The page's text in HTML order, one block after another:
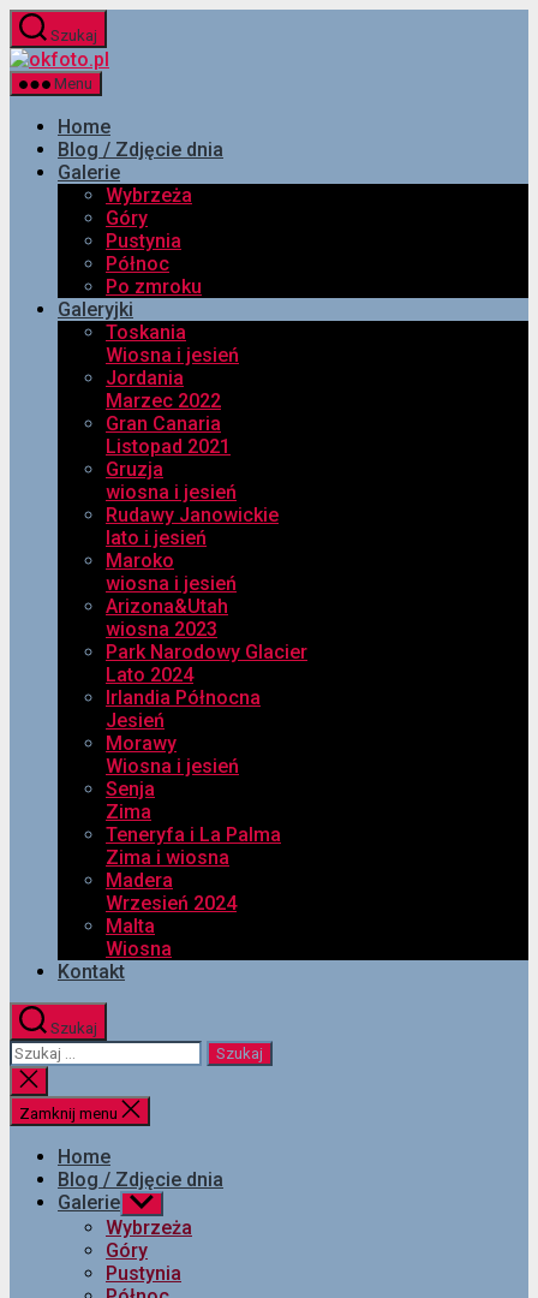
Przejdź
do
treści
Szukaj
Menu
Home
Blog / Zdjęcie dnia
Galerie
Wybrzeża
Góry
Pustynia
Północ
Po zmroku
Galeryjki
Toskania
Wiosna i jesień
Jordania
Marzec 2022
Gran Canaria
Listopad 2021
Gruzja
wiosna i jesień
Rudawy Janowickie
lato i jesień
Maroko
wiosna i jesień
Arizona&Utah
wiosna 2023
Park Narodowy Glacier
Lato 2024
Irlandia Północna
Jesień
Morawy
Wiosna i jesień
Senja
Zima
Teneryfa i La Palma
Zima i wiosna
Madera
Wrzesień 2024
Malta
Wiosna
Kontakt
Szukaj
Szukaj:
Zamknij
wyszukiwanie
Zamknij menu
Home
Blog / Zdjęcie dnia
Galerie Pokaż
podmenu
Wybrzeża
Góry
Pustynia